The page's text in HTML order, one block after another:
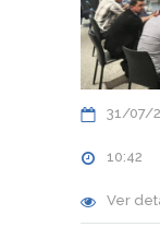
31/07/
10:42
Ver